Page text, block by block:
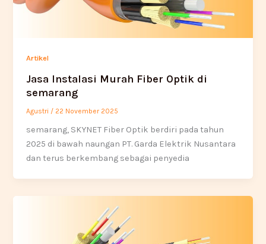
Artikel
Jasa Instalasi Murah Fiber Optik di
semarang
Agustri / 22 November 2025
semarang, SKYNET Fiber Optik berdiri pada tahun
2025 di bawah naungan PT. Garda Elektrik Nusantara
dan terus berkembang sebagai penyedia